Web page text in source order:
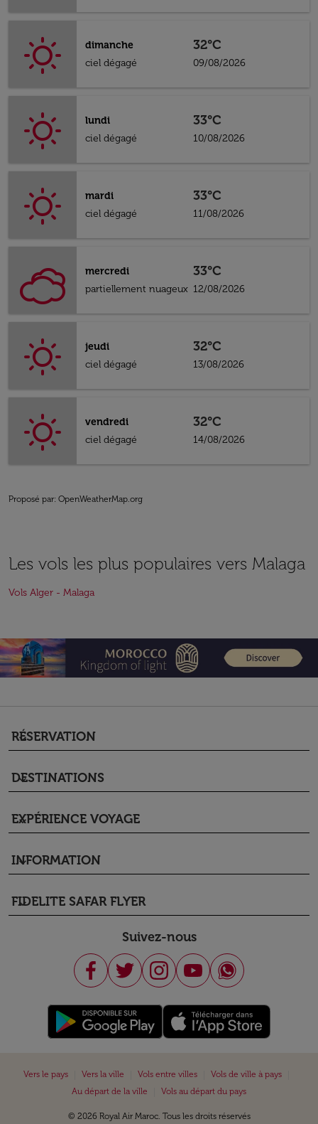
dimanche
ciel dégagé
32°C
09/08/2026
lundi
ciel dégagé
33°C
10/08/2026
mardi
ciel dégagé
33°C
11/08/2026
mercredi
partiellement nuageux
33°C
12/08/2026
jeudi
ciel dégagé
32°C
13/08/2026
vendredi
ciel dégagé
32°C
14/08/2026
Proposé par: OpenWeatherMap.org
Les vols les plus populaires vers Malaga
Vols Alger - Malaga
RÉSERVATION
keyboard_arrow_down
DESTINATIONS
keyboard_arrow_down
EXPÉRIENCE VOYAGE
keyboard_arrow_down
INFORMATION
keyboard_arrow_down
FIDELITE SAFAR FLYER
keyboard_arrow_down
Suivez-nous
Vers le pays Vers la ville Vols entre villes Vols de ville à pays
Au départ de la ville
Vols au départ du pays
© 2026 Royal Air Maroc. Tous les droits réservés